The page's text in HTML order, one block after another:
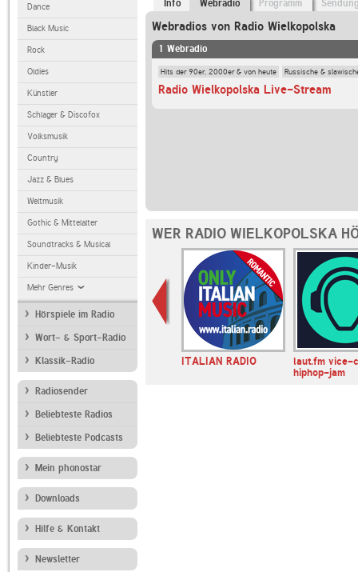
Dance
Black Music
Rock
Oldies
Künstler
Schlager & Discofox
Volksmusik
Country
Jazz & Blues
Weltmusik
Gothic & Mittelalter
Soundtracks & Musical
Kinder-Musik
Mehr Genres
Hörspiele im Radio
Wort- & Sport-Radio
Klassik-Radio
Radiosender
Beliebteste Radios
Beliebteste Podcasts
Mein phonostar
Downloads
Hilfe & Kontakt
Newsletter
Info Webradio Programm
Webradios von Radio Wielkopolska
1 Webradio
Hits der 90er, 2000er & von heute Russische &
Radio Wielkopolska Live-Stream
WER RADIO WIELKOPOLSKA
Malopolska NPO FunX Rotterdam ITALIAN RADIO
laut.fm vice-
hiphop-jam